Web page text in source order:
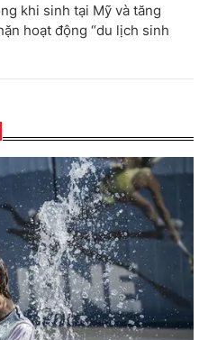
khi sinh tại Mỹ và tăng
hoạt động “du lịch sinh